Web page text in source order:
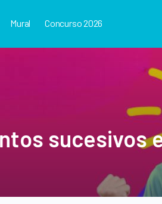
Mural Concurso 2026
sucesivos